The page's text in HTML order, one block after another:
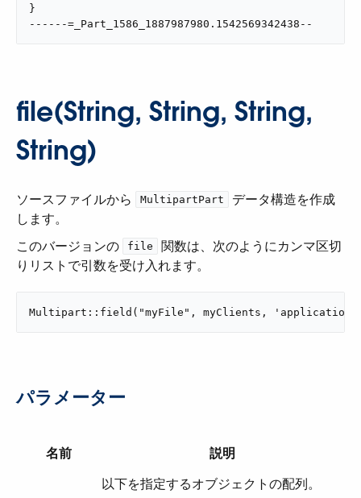
}
------=_Part_1586_1887987980.1542569342438--
file(String, String, String,
String)
ソースファイルから ​ MultipartPart
​ データ構造を作成
します。
このバージョンの ​
file
​ 関数は、次のようにカンマ区切
りリストで引数を受け入れます。
Multipart::field("myFile", myClients, 'application/
パラメーター
名前 説明
以下を指定するオブジェクトの配列。